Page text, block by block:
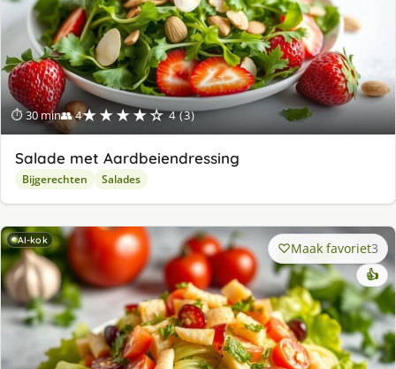
⏱ 30 min👥 4★★★★☆ 4 (3)
Salade met Aardbeiendressing
Bijgerechten Salades
AI-kok Maak favoriet3
👍